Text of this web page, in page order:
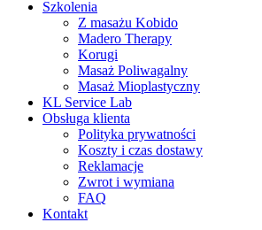
Szkolenia
Z masażu Kobido
Madero Therapy
Korugi
Masaż Poliwagalny
Masaż Mioplastyczny
KL Service Lab
Obsługa klienta
Polityka prywatności
Koszty i czas dostawy
Reklamacje
Zwrot i wymiana
FAQ
Kontakt